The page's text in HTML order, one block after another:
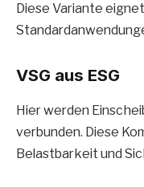
Diese Variante
VSG aus ESG
Hier werden
verbunden. Diese
Belastbarkeit und